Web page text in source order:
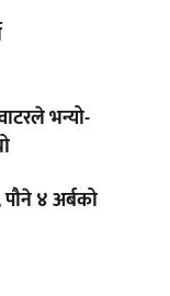
भन्यो-
४ अर्बको